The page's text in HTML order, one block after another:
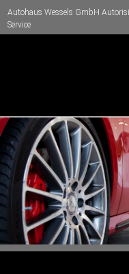
Autohaus Wessels GmbH
Service